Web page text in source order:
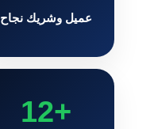
عميل وشريك نجاح
+12